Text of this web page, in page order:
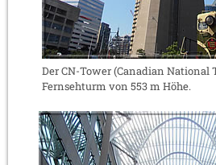
Der CN-Tower (Canadian National
Fernsehturm von 553 m Höhe.